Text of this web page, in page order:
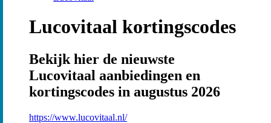
Lucovitaal kortingscodes
Bekijk hier de nieuwste
Lucovitaal aanbiedingen en
kortingscodes in augustus 2026
https://www.lucovitaal.nl/